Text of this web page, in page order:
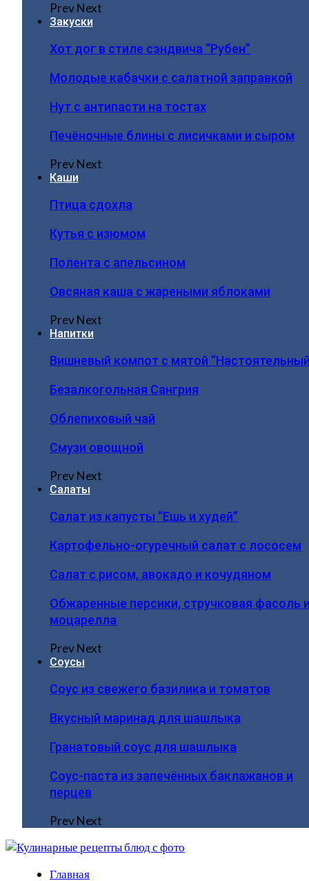
PrevNext
Закуски
Хот дог в стиле сэндвича “Рубен”
Молодые кабачки с салатной заправкой
Нут с антипасти на тостах
Печёночные блины с лисичками и сыром
PrevNext
Каши
Птица сдохла
Кутья с изюмом
Полента с апельсином
Овсяная каша с жареными яблоками
PrevNext
Напитки
Вишневый компот с мятой
Безалкогольная Сангрия
Облепиховый чай
Смузи овощной
PrevNext
Салаты
Салат из капусты “Ешь и худей”
Картофельно-огуречный салат с лососем
Салат с рисом, авокадо и кочудяном
Обжаренные персики, стручковая фасоль
моцарелла
PrevNext
Соусы
Соус из свежего базилика и томатов
Вкусный маринад для шашлыка
Гранатовый соус для шашлыка
Соус-паста из запечённых баклажанов и
перцев
PrevNext
Главная